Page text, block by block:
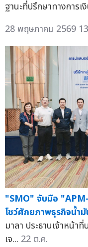
ฐานะที่ปรึกษาทางการ
28 พฤษภาคม 2569
"SMO" จับมือ
โชว์ศักยภาพธุรกิจน้ำ
มาลา ประธานเจ้าหน้า
เจ... 22 ต.ค.